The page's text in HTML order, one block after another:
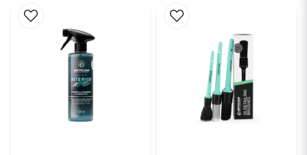
ytor rekommenderar vi:
Interior RTU – en färdigblandad interiörrengöring som snabbt
löser smuts på plast, vinyl och gummi
– en kraftfull rengöring för mer ingrodd smuts på